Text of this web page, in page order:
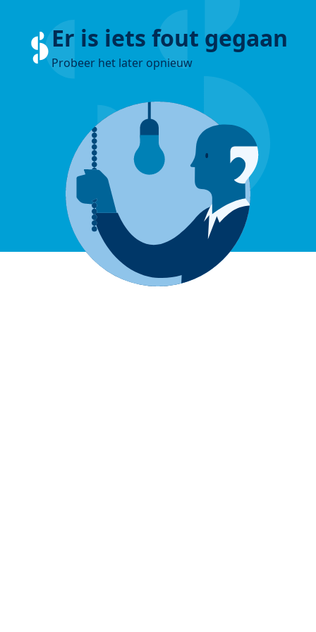
Er is iets fout gegaan
Probeer het later opnieuw